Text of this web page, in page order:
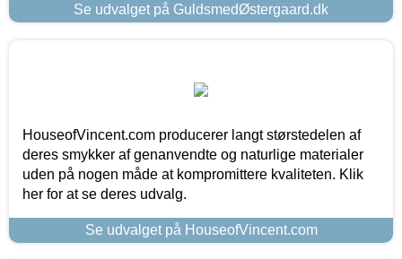
Se udvalget på GuldsmedØstergaard.dk
HouseofVincent.com producerer langt størstedelen af
deres smykker af genanvendte og naturlige materialer
uden på nogen måde at kompromittere kvaliteten. Klik
her for at se deres udvalg.
Se udvalget på HouseofVincent.com